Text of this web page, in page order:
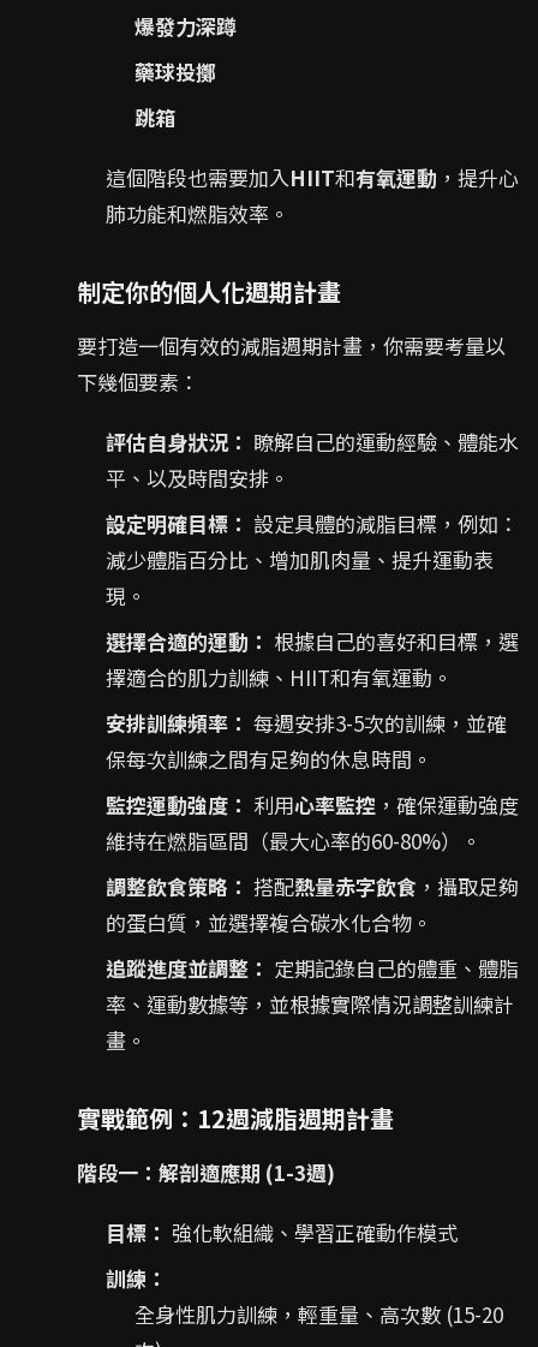
爆發力深蹲
藥球投擲
跳箱
這個階段也需要加入HIIT和有氧運動 ，提升心
肺功能和燃脂效率。
制定你的個人化週期計畫
要打造一個有效的減脂週期計畫，你需要考量以
下幾個要素：
評估自身狀況： 瞭解自己的運動經驗、體能水
平、以及時間安排。
設定明確目標： 設定具體的減脂目標，例如：
減少體脂百分比、增加肌肉量、提升運動表
現。
選擇合適的運動： 根據自己的喜好和目標，選
擇適合的肌力訓練、HIIT和有氧運動。
安排訓練頻率： 每週安排3-5次的訓練，並確
保每次訓練之間有足夠的休息時間。
監控運動強度： 利用心率監控 ，確保運動強度
維持在燃脂區間（最大心率的60-80%）。
調整飲食策略： 搭配熱量赤字飲食 ，攝取足夠
的蛋白質，並選擇複合碳水化合物。
追蹤進度並調整： 定期記錄自己的體重、體脂
率、運動數據等，並根據實際情況調整訓練計
畫。
實戰範例：12週減脂週期計畫
階段一：解剖適應期 (1-3週)
目標： 強化軟組織、學習正確動作模式
訓練：
全身性肌力訓練，輕重量、高次數 (15-20